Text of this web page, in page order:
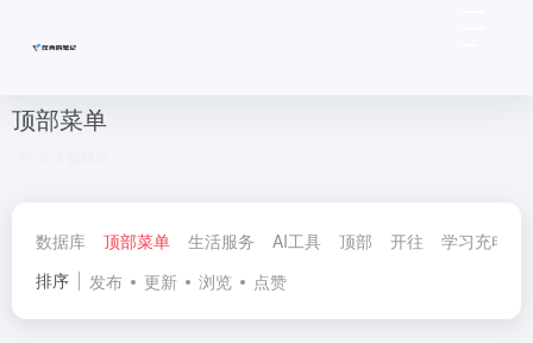
顶部菜单
数据库 顶部菜单 生活服务 AI工具 顶部 开往 学习充电
排序
发布 更新 浏览 点赞